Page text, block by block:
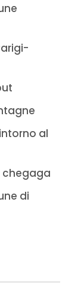
al
chegaga
di